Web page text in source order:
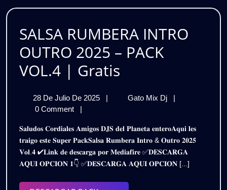
SALSA RUMBERA INTRO
OUTRO 2025 – PACK
VOL.4 | Gratis
INTRO
OUTRO
2025
–
PACK
28 De Julio De 2025
28
De
2025
| Gato Mix Dj
SALSA
OUTRO
2025
–
PACK
|
0 Comment
|
𝐒𝐚𝐥𝐮𝐝𝐨𝐬 𝐂𝐨𝐫𝐝𝐢𝐚𝐥𝐞𝐬 𝐀𝐦𝐢𝐠𝐨𝐬 𝐃𝐉𝐒 𝐝𝐞𝐥 𝐏𝐥𝐚𝐧𝐞𝐭𝐚 𝐞𝐧𝐭𝐞𝐫𝐨𝐀𝐪𝐮𝐢 𝐥𝐞𝐬
𝐭𝐫𝐚𝐢𝐠𝐨 𝐞𝐬𝐭𝐞 𝐒𝐮𝐩𝐞𝐫 𝐏𝐚𝐜𝐤𝐒𝐚𝐥𝐬𝐚 𝐑𝐮𝐦𝐛𝐞𝐫𝐚 𝐈𝐧𝐭𝐫𝐨 & 𝐎𝐮𝐭𝐫𝐨 𝟐𝟎𝟐𝟓
𝐕𝐨𝐥.𝟒 ✔𝐋𝐢𝐧𝐤 𝐝𝐞 𝐝𝐞𝐬𝐜𝐚𝐫𝐠𝐚 𝐩𝐨𝐫 𝐌𝐞𝐝𝐢𝐚𝐟𝐢𝐫𝐞 ✅𝐃𝐄𝐒𝐂𝐀𝐑𝐆𝐀
𝐀𝐐𝐔𝐈 𝐎𝐏𝐂𝐈𝐎𝐍 𝟏👇 ✅𝐃𝐄𝐒𝐂𝐀𝐑𝐆𝐀 𝐀𝐐𝐔𝐈 𝐎𝐏𝐂𝐈𝐎𝐍 [...]